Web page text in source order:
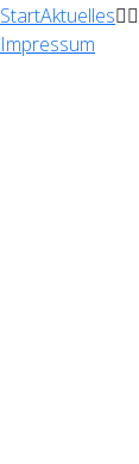
StartAktuelles
Impressum